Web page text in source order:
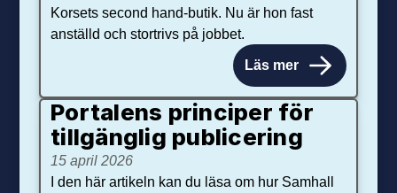
Korsets second hand-butik. Nu är hon fast
anställd och stortrivs på jobbet.
Läs mer
Portalens principer för
tillgänglig publicering
15 april 2026
I den här artikeln kan du läsa om hur Samhall